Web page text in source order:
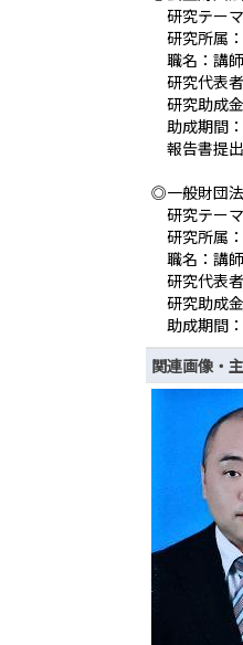
研究テー
研究所属
職名：講師
研究代表
研究助成
助成期間
報告書提
◎一般財団
研究テー
研究所属
職名：講師
研究代表
研究助成
助成期間
関連画像・